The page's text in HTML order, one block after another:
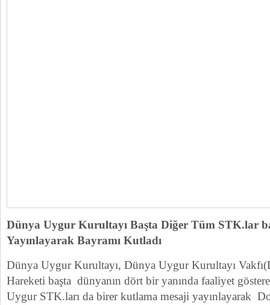
Dünya Uygur Kurultayı Başta Diğer Tüm STK.lar
Yayınlayarak Bayramı Kutladı
Dünya Uygur Kurultayı, Dünya Uygur Kurultayı
Hareketi başta dünyanın dört bir yanında faaliyet
Uygur STK.ları da birer kutlama mesaji yayınlayarak